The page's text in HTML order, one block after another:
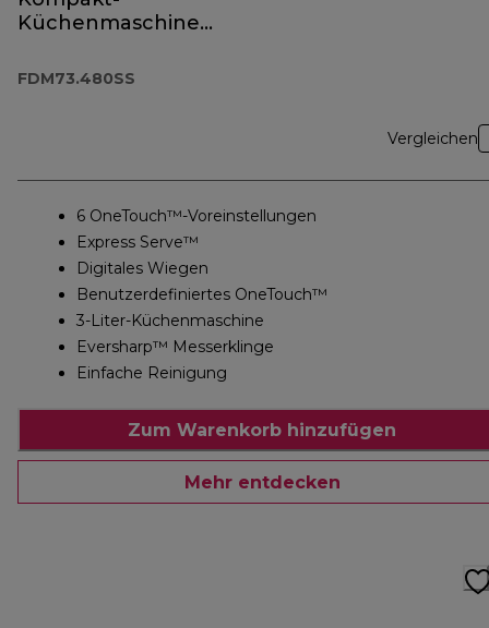
Küchenmaschine
FDM73.480SS
FDM73.480SS
Vergleichen
6 OneTouch™-Voreinstellungen
Express Serve™
Digitales Wiegen
Benutzerdefiniertes OneTouch™
3-Liter-Küchenmaschine
Eversharp™ Messerklinge
Einfache Reinigung
Zum Warenkorb hinzufügen
Mehr entdecken